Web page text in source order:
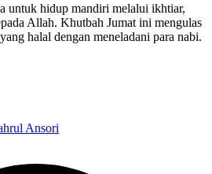
untuk hidup mandiri melalui ikhtiar,
Allah. Khutbah Jumat ini mengulas
halal dengan meneladani para nabi.
Ansori